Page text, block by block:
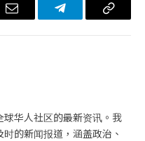
电
Telegram复
华人社区的最新资讯。我
的新闻报道，涵盖政治、